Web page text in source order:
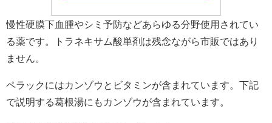
慢性硬膜下血腫やシミ予防などあらゆる分野使用されてい
る薬です。トラネキサム酸単剤は残念ながら市販ではあり
ません。
ペラックにはカンゾウとビタミンが含まれています。下記
で説明する葛根湯にもカンゾウが含まれています。